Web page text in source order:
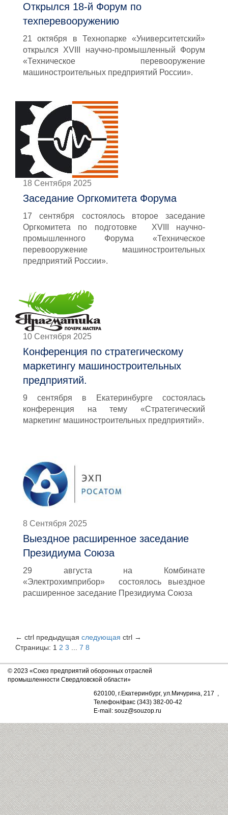
Открылся 18-й Форум по
техперевооружению
21 октября в Технопарке «Университетский»
открылся XVIII научно-промышленный Форум
«Техническое перевооружение
машиностроительных предприятий России».
18 Сентября 2025
Заседание Оргкомитета Форума
17 сентября состоялось второе заседание
Оргкомитета по подготовке XVIII научно-
промышленного Форума «Техническое
перевооружение машиностроительных
предприятий России».
10 Сентября 2025
Конференция по стратегическому
маркетингу машиностроительных
предприятий.
9 сентября в Екатеринбурге состоялась
конференция на тему «Стратегический
маркетинг машиностроительных предприятий».
8 Сентября 2025
Выездное расширенное заседание
Президиума Союза
29 августа на Комбинате
«Электрохимприбор» состоялось выездное
расширенное заседание Президиума Союза
← ctrl предыдущая следующая ctrl →
Страницы: 1 2 3 7 8
© 2023 «Союз предприятий оборонных отраслей
промышленности Свердловской области»
620100, г.Екатеринбург, ул.Мичурина, 217 ,
Телефон/факс (343) 382-00-42
E-mail: souz@souzop.ru